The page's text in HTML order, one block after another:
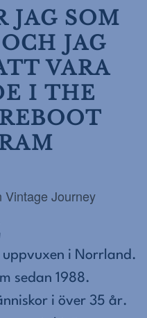
JAG SOM
JAG
VARA
I THE
i Norrland.
sedan 1988.
i över 35 år.